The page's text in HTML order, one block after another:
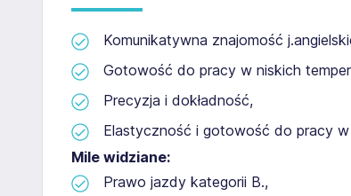
Komunikatywna znajomość
Gotowość do pracy w niskich
Precyzja i dokładność,
Elastyczność i gotowość do pracy
Mile widziane:
Prawo jazdy kategorii B.,